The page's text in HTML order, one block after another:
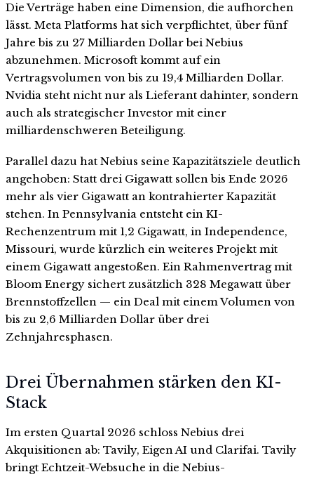
Die Verträge haben eine Dimension, die aufhorchen
lässt. Meta Platforms hat sich verpflichtet, über fünf
Jahre bis zu 27 Milliarden Dollar bei Nebius
abzunehmen. Microsoft kommt auf ein
Vertragsvolumen von bis zu 19,4 Milliarden Dollar.
Nvidia steht nicht nur als Lieferant dahinter, sondern
auch als strategischer Investor mit einer
milliardenschweren Beteiligung.
Parallel dazu hat Nebius seine Kapazitätsziele deutlich
angehoben: Statt drei Gigawatt sollen bis Ende 2026
mehr als vier Gigawatt an kontrahierter Kapazität
stehen. In Pennsylvania entsteht ein KI-
Rechenzentrum mit 1,2 Gigawatt, in Independence,
Missouri, wurde kürzlich ein weiteres Projekt mit
einem Gigawatt angestoßen. Ein Rahmenvertrag mit
Bloom Energy sichert zusätzlich 328 Megawatt über
Brennstoffzellen — ein Deal mit einem Volumen von
bis zu 2,6 Milliarden Dollar über drei
Zehnjahresphasen.
Drei Übernahmen stärken den KI-
Stack
Im ersten Quartal 2026 schloss Nebius drei
Akquisitionen ab: Tavily, Eigen AI und Clarifai. Tavily
bringt Echtzeit-Websuche in die Nebius-